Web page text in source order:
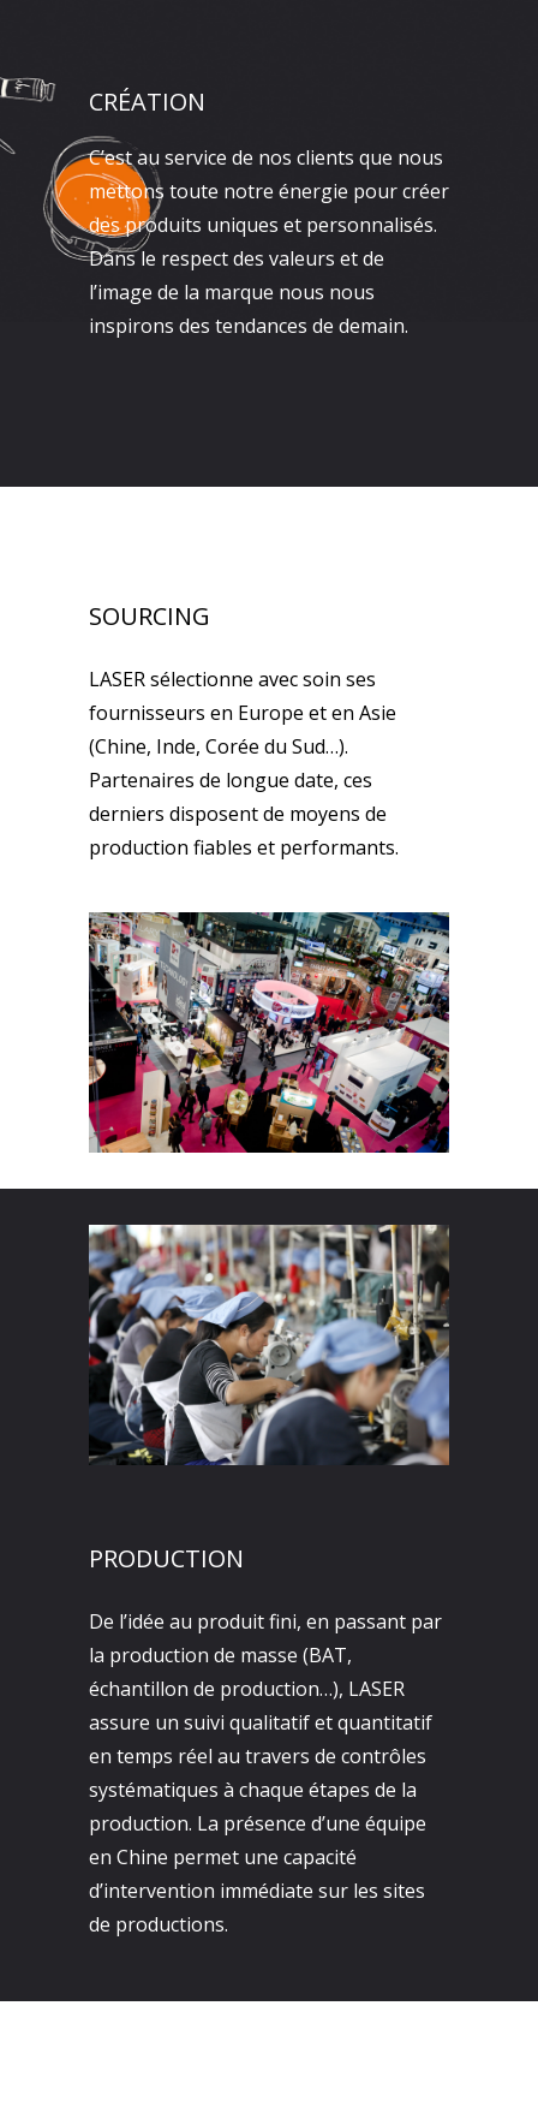
CRÉATION
C’est au service de nos clients que nous
mettons toute notre énergie pour créer
des produits uniques et personnalisés.
Dans le respect des valeurs et de
l’image de la marque nous nous
inspirons des tendances de demain.
SOURCING
LASER sélectionne avec soin ses
fournisseurs en Europe et en Asie
(Chine, Inde, Corée du Sud…).
Partenaires de longue date, ces
derniers disposent de moyens de
production fiables et performants.
PRODUCTION
De l’idée au produit fini, en passant par
la production de masse (BAT,
échantillon de production…), LASER
assure un suivi qualitatif et quantitatif
en temps réel au travers de contrôles
systématiques à chaque étapes de la
production. La présence d’une équipe
en Chine permet une capacité
d’intervention immédiate sur les sites
de productions.